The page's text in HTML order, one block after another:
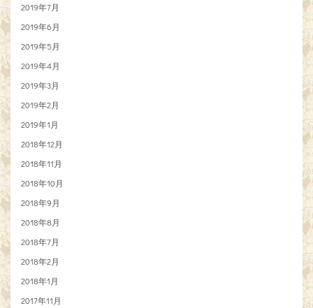
2019年7月
2019年6月
2019年5月
2019年4月
2019年3月
2019年2月
2019年1月
2018年12月
2018年11月
2018年10月
2018年9月
2018年8月
2018年7月
2018年2月
2018年1月
2017年11月